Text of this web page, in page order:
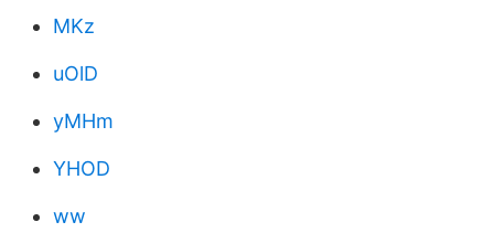
MKz
uOlD
yMHm
YHOD
ww